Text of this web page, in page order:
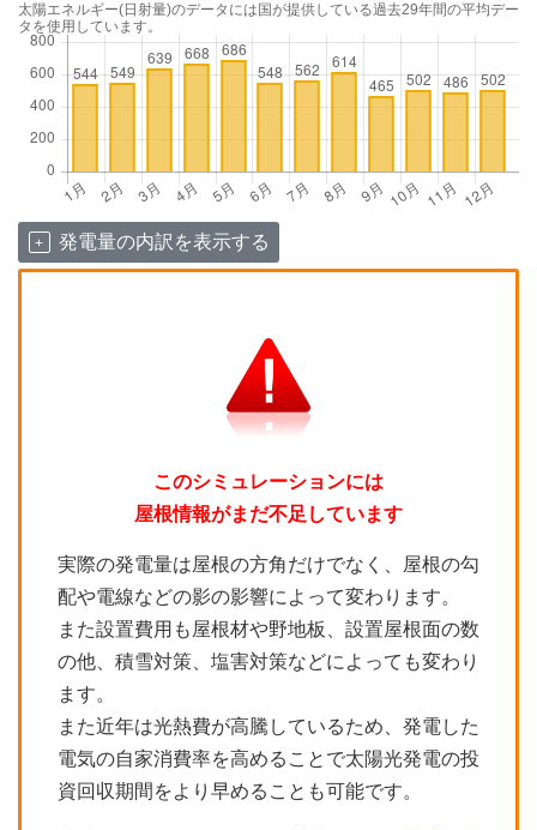
太陽エネルギー(日射量)のデータには国が提供している過去29年間の平均デー
タを使用しています。
発電量の内訳を表示する
このシミュレーションには
屋根情報がまだ不足しています
実際の発電量は屋根の方角だけでなく、屋根の勾
配や電線などの影の影響によって変わります。
また設置費用も屋根材や野地板、設置屋根面の数
の他、積雪対策、塩害対策などによっても変わり
ます。
また近年は光熱費が高騰しているため、発電した
電気の自家消費率を高めることで太陽光発電の投
資回収期間をより早めることも可能です。